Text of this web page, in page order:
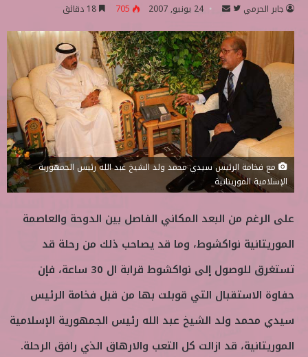
جابر الحرمي
ت
ب
ع
ع
ل
ت
ي
ت
ر
س
ل
ب
د
إ
ل
ك
ر
و
ي
ا
24 يونيو, 2007 705
مع فخامة الرئيس سيدي محمد ولد الشيخ عبد الله رئيس الجمهورية
الإسلامية الموريتانية
على الرغم من البعد المكاني الفاصل بين الدوحة والعاصمة
الموريتانية نواكشوط، وما قد يصاحب ذلك من رحلة قد
تستغرق للوصول إلى نواكشوط قرابة ال 30 ساعة، فإن
حفاوة الاستقبال التي قوبلت بها من قبل فخامة الرئيس
سيدي محمد ولد الشيخ عبد الله رئيس الجمهورية الإسلامية
الموريتانية، قد ازالت كل التعب والارهاق الذي رافق الرحلة.